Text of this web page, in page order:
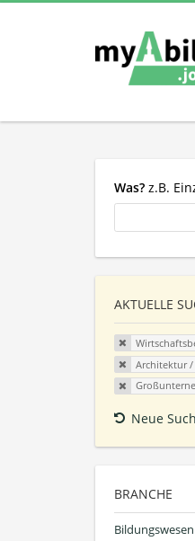
Was? z.B.
AKTUELLE
Architektur /
Neue
BRANCHE
Bildungswesen